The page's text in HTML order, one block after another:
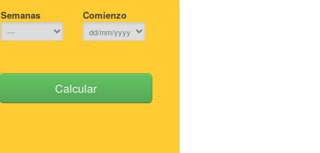
Semanas Comienzo
Calcular